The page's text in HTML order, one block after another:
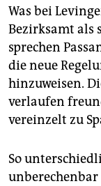
Was bei
Bezirksamt als
sprechen
die neue
hinzuweisen.
verlaufen
vereinzelt zu
So
unberechenbar